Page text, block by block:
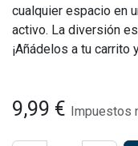
cualquier espacio en
activo. La diversión
¡Añádelos a tu
9,99 € Impuestos